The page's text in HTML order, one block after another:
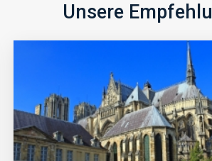
Unsere